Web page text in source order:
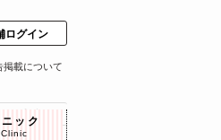
ログイン
掲載について
ック